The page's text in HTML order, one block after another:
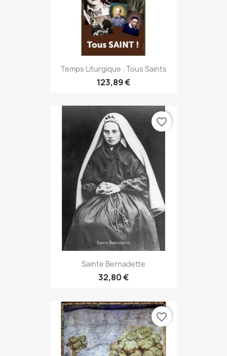
Temps Liturgique : Tous Saints
123,89 €
Sainte Bernadette
32,80 €
favorite_border
favorite_border